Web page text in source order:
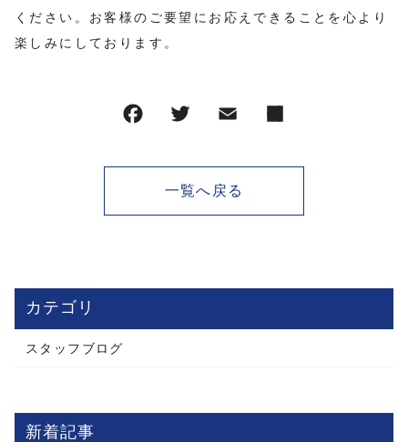
ください。お客様のご要望にお応えできることを心より
楽しみにしております。
一覧へ戻る
カテゴリ
スタッフブログ
新着記事